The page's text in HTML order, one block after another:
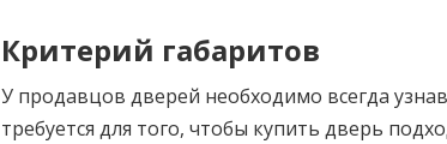
Критерий габаритов
У продавцов дверей необходимо всегда
требуется для того, чтобы купить дверь